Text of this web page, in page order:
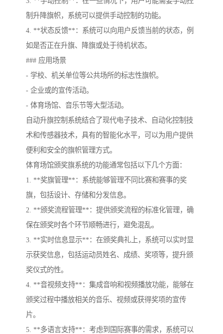
制升降旗帜，系统可以提供手动控制的功能。
4. **状态反馈**：系统可以向用户反馈当前的状态，例
如是否正在升旗、降旗或处于待机状态。
### 应用场景
- 学校、机关单位等公共场所的标志性旗帜。
- 企业或的宣传活动。
- 体育场馆、音乐节等大型活动。
自动升旗控制系统结合了现代电子技术、自动化控制技
术和传感器技术，具有的智能化水平，可以为用户提供
便利和安全的旗帜管理方式。
体育场馆颁奖旗系统的功能通常包括以下几个方面：
1. **奖旗管理**：系统能够管理不同比赛和赛事的奖
旗，包括设计、存储和分发信息。
2. **颁奖流程管理**：提供颁奖流程的标准化管理，确
保在颁奖时各个环节顺畅进行，避免混乱。
3. **实时信息显示**：在颁奖典礼上，系统可以实时显
示获奖信息，包括运动员姓名、成绩、奖项等，提升颁
奖仪式的性。
4. **音视频支持**：集成音响和视频播放功能，能够在
颁奖过程中播放相关的音乐、视频或获得奖项的宣传
片。
5. **多语言支持**：考虑到国际赛事的需求，系统可以